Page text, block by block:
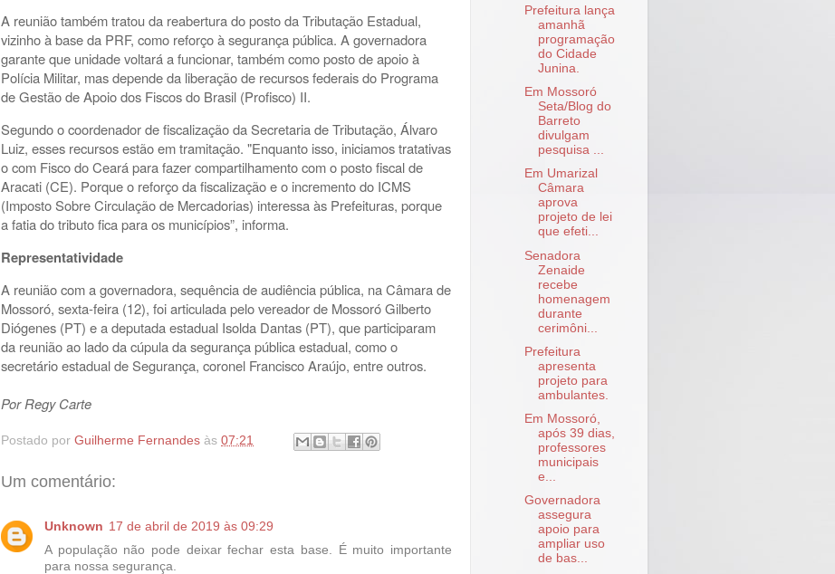
A reunião também tratou da reabertura do posto da Tributação Estadual,
vizinho à base da PRF, como reforço à segurança pública. A governadora
garante que unidade voltará a funcionar, também como posto de apoio à
Polícia Militar, mas depende da liberação de recursos federais do Programa
de Gestão de Apoio dos Fiscos do Brasil (Profisco) II.
Segundoo coordenador de fiscalização da Secretaria de Tributação, Álvaro
Luiz, esses recursos estão em tramitação. "Enquanto isso, iniciamos tratativas
o com Fisco do Ceará para fazer compartilhamento com o posto fiscal de
Aracati (CE). Porque o reforço da fiscalização e o incremento do ICMS
(Imposto Sobre Circulação de Mercadorias) interessa às Prefeituras, porque
a fatia do tributo fica para os municípios”, informa.
Representatividade
A reunião com a governadora, sequência de audiência pública, na Câmara de
Mossoró, sexta-feira (12), foi articulada pelo vereador de Mossoró Gilberto
Diógenes (PT) e a deputada estadual Isolda Dantas (PT), que participaram
da reunião ao lado da cúpula da segurança pública estadual, como o
secretário estadual de Segurança, coronel Francisco Araújo, entre outros.
Por Regy Carte
Postado por Guilherme Fernandes às 07:21
Um comentário:
Unknown 17 de abril de 2019 às 09:29
A população não pode deixar fechar esta base. É muito importante
para nossa segurança.
Prefeitura lança
amanhã
programação
do Cidade
Junina.
Em Mossoró
Seta/Blog do
Barreto
divulgam
pesquisa ...
Em Umarizal
Câmara
aprova
projeto de lei
que efeti...
Senadora
Zenaide
recebe
homenagem
durante
cerimôni...
Prefeitura
apresenta
projeto para
ambulantes.
Em Mossoró,
após 39 dias,
professores
municipais
e...
Governadora
assegura
apoio para
ampliar uso
de bas...